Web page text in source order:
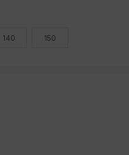
140 150